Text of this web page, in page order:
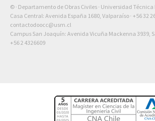
© · Departamento de Obras Civiles · Universidad
Casa Central: Avenida España 1680, Valparaíso · +56 32
contactodoocc@usm.cl
Campus San Joaquín: Avenida Vicuña Mackenna 3939,
+56 2 4326609